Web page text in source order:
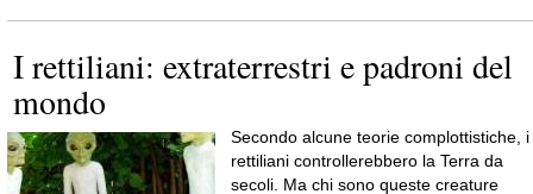
I rettiliani: extraterrestri e padroni del
mondo
Secondo alcune teorie complottistiche, i
rettiliani controllerebbero la Terra da
secoli. Ma chi sono queste creature